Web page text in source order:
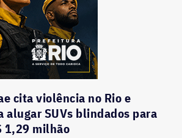
cita violência no Rio e
alugar SUVs blindados para
1,29 milhão